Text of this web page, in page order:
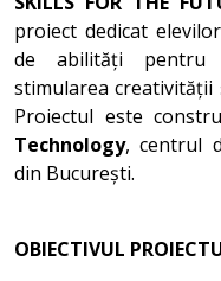
proiect dedicat
de abilități pentru
stimularea creativității
Proiectul este
Technology, centrul
din București.
OBIECTIVUL